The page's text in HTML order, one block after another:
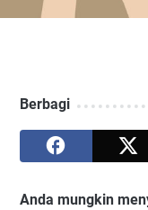
Berbagi
Anda mungkin